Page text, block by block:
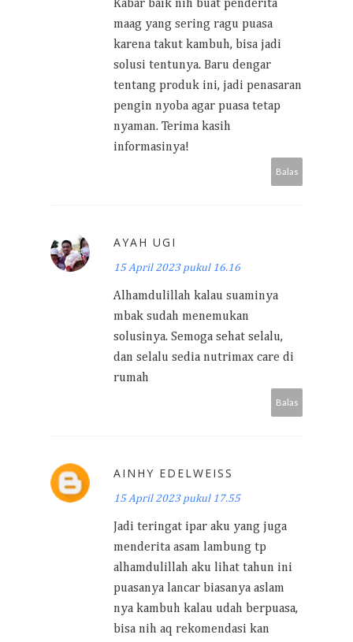
Kabar baik nih buat penderita
maag yang sering ragu puasa
karena takut kambuh, bisa jadi
solusi tentunya. Baru dengar
tentang produk ini, jadi penasaran
pengin nyoba agar puasa tetap
nyaman. Terima kasih
informasinya!
Balas
AYAH UGI
15 April 2023 pukul 16.16
Alhamdulillah kalau suaminya
mbak sudah menemukan
solusinya. Semoga sehat selalu,
dan selalu sedia nutrimax care di
rumah
Balas
AINHY EDELWEISS
15 April 2023 pukul 17.55
Jadi teringat ipar aku yang juga
menderita asam lambung tp
alhamdulillah aku lihat tahun ini
puasanya lancar biasanya aslam
nya kambuh kalau udah berpuasa,
bisa nih aq rekomendasi kan